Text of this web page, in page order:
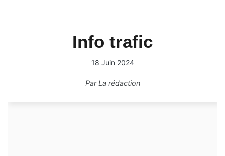
Info trafic
18 Juin 2024
ParLa rédaction